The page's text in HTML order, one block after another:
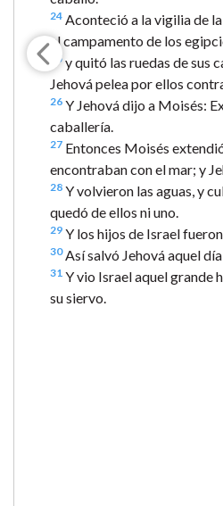
24 Aconteció a la vigilia de
el campamento de los
25 y quitó las ruedas de sus
Jehová pelea por ellos
26 Y Jehová dijo a Moisés:
caballería.
27 Entonces Moisés
encontraban con el mar; y
28 Y volvieron las aguas, y
quedó de ellos ni uno.
29 Y los hijos de Israel
30Así salvó Jehová aquel
31 Y vio Israel aquel grande
su siervo.